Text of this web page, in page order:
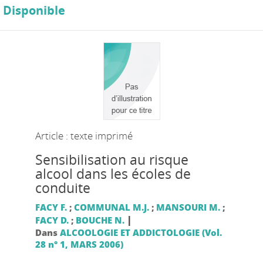
Disponible
Article : texte imprimé
Sensibilisation au risque
alcool dans les écoles de
conduite
FACY F.; COMMUNAL M.J.; MANSOURI M.;
FACY D.; BOUCHE N. |
Dans ALCOOLOGIE ET ADDICTOLOGIE (Vol.
28 n° 1, MARS 2006)